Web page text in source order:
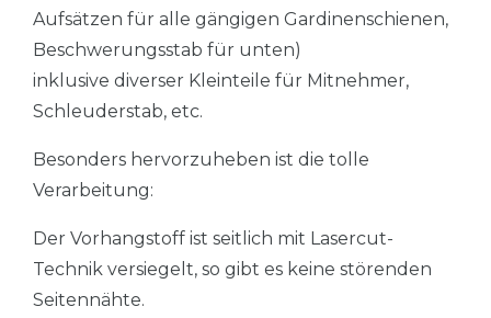
Aufsätzen für alle gängigen Gardinenschienen,
Beschwerungsstab für unten)
inklusive diverser Kleinteile für Mitnehmer,
Schleuderstab, etc.
Besonders hervorzuheben ist die tolle
Verarbeitung:
Der Vorhangstoff ist seitlich mit Lasercut-
Technik versiegelt, so gibt es keine störenden
Seitennähte.